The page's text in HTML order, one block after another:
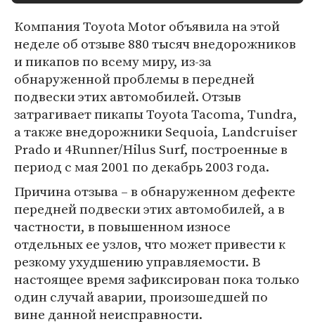
Компания Toyota Motor объявила на этой
неделе об отзыве 880 тысяч внедорожников
и пикапов по всему миру, из-за
обнаруженной проблемы в передней
подвески этих автомобилей. Отзыв
затрагивает пикапы Toyota Tacoma, Tundra,
а также внедорожники Sequoia, Landcruiser
Prado и 4Runner/Hilus Surf, построенные в
период с мая 2001 по декабрь 2003 года.
Причина отзыва – в обнаруженном дефекте
передней подвески этих автомобилей, а в
частности, в повышенном износе
отдельных ее узлов, что может привести к
резкому ухудшению управляемости. В
настоящее время зафиксирован пока только
один случай аварии, произошедшей по
вине данной неисправности.